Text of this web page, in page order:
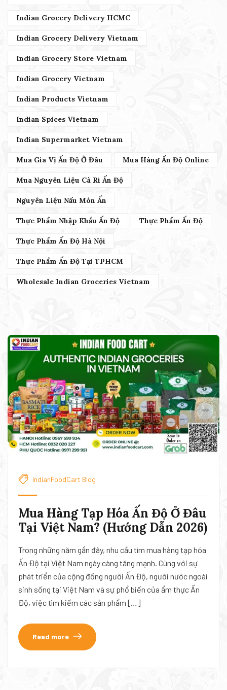
IndianFoodCart Blog
Mua Hàng Tạp Hóa Ấn Độ Ở Đâu
Tại Việt Nam? (Hướng Dẫn 2026)
Trong những năm gần đây, nhu cầu tìm mua hàng tạp hóa
Ấn Độ tại Việt Nam ngày càng tăng mạnh. Cùng với sự
phát triển của cộng đồng người Ấn Độ, người nước ngoài
sinh sống tại Việt Nam và sự phổ biến của ẩm thực Ấn
Độ, việc tìm kiếm các sản phẩm […]
Read more
Indian Grocery Delivery HCMC
Indian Grocery Delivery Vietnam
Indian Grocery Store Vietnam
Indian Grocery Vietnam
Indian Products Vietnam
Indian Spices Vietnam
Indian Supermarket Vietnam
Mua Gia Vị Ấn Độ Ở Đâu Mua Hàng Ấn Độ Online
Mua Nguyên Liệu Cà Ri Ấn Độ
Nguyên Liệu Nấu Món Ấn
Thực Phẩm Nhập Khẩu Ấn Độ Thực Phẩm Ấn Độ
Thực Phẩm Ấn Độ Hà Nội
Thực Phẩm Ấn Độ Tại TPHCM
Wholesale Indian Groceries Vietnam